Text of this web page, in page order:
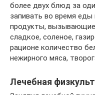
более двух блюд за
запивать во время
продукты,
сладкое, соленое,
рационе количество
нежирного мяса,
Лечебная